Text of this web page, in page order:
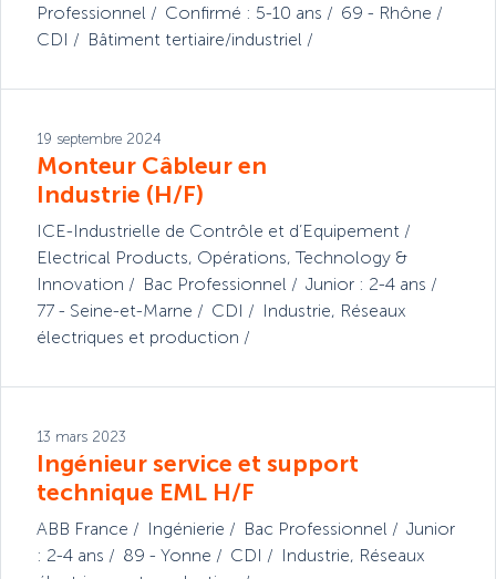
Professionnel
Confirmé : 5-10 ans
69 - Rhône
CDI
Bâtiment tertiaire/industriel
19 septembre 2024
Monteur Câbleur en
Industrie (H/F)
ICE-Industrielle de Contrôle et d’Equipement
Electrical Products, Opérations, Technology &
Innovation
Bac Professionnel
Junior : 2-4 ans
77 - Seine-et-Marne
CDI Industrie, Réseaux
électriques et production
13 mars 2023
Ingénieur service et support
technique EML H/F
ABB France Ingénierie Bac Professionnel
Junior
: 2-4 ans
89 - Yonne CDI Industrie, Réseaux